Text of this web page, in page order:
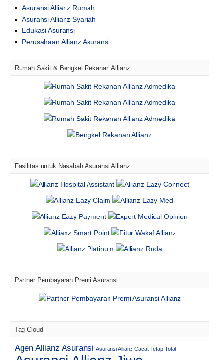
Asuransi Allianz Rumah
Asuransi Allianz Syariah
Edukasi Asuransi
Perusahaan Allianz Asuransi
Rumah Sakit & Bengkel Rekanan Allianz
Fasilitas untuk Nasabah Asuransi Allianz
Partner Pembayaran Premi Asuransi
Tag Cloud
Agen Allianz Asuransi Asuransi Allianz Cacat Tetap Total